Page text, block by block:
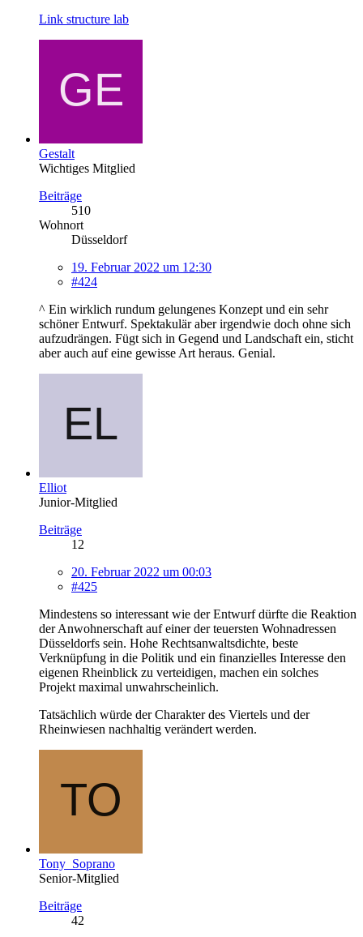
Link structure lab
Gestalt
Wichtiges Mitglied
Beiträge
510
Wohnort
Düsseldorf
19. Februar 2022 um 12:30
#424
^ Ein wirklich rundum gelungenes Konzept und ein sehr
schöner Entwurf. Spektakulär aber irgendwie doch ohne sich
aufzudrängen. Fügt sich in Gegend und Landschaft ein, sticht
aber auch auf eine gewisse Art heraus. Genial.
Elliot
Junior-Mitglied
Beiträge
12
20. Februar 2022 um 00:03
#425
Mindestens so interessant wie der Entwurf dürfte die Reaktion
der Anwohnerschaft auf einer der teuersten Wohnadressen
Düsseldorfs sein. Hohe Rechtsanwaltsdichte, beste
Verknüpfung in die Politik und ein finanzielles Interesse den
eigenen Rheinblick zu verteidigen, machen ein solches
Projekt maximal unwahrscheinlich.
Tatsächlich würde der Charakter des Viertels und der
Rheinwiesen nachhaltig verändert werden.
Tony_Soprano
Senior-Mitglied
Beiträge
42